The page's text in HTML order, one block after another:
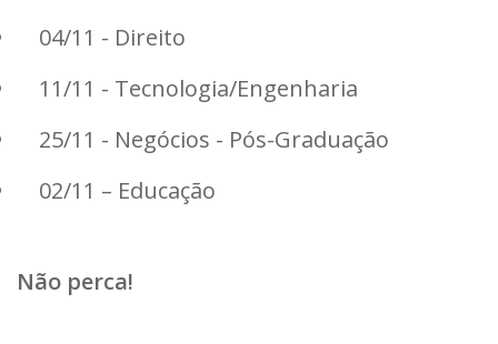
04/11 - Direito
11/11 - Tecnologia/Engenharia
25/11 - Negócios - Pós-Graduação
02/11 – Educação
Não perca!